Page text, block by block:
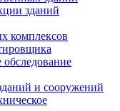
зданий
комплексов
обследование
и сооружений